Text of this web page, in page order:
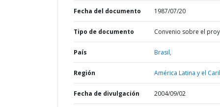
Fecha del documento 1987/07/20
Tipo de documento Convenio sobre el
País Brasil,
Región América Latina y el
Fecha de divulgación 2004/09/02